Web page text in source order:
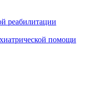
реабилитации
помощи